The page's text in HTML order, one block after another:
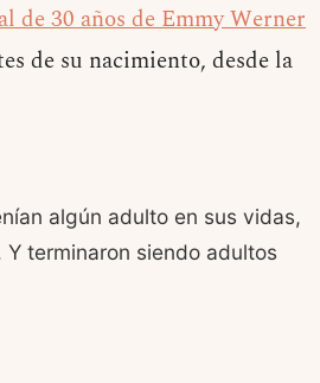
de 30 años de Emmy Werner
de su nacimiento, desde la
algún adulto en sus vidas,
terminaron siendo adultos